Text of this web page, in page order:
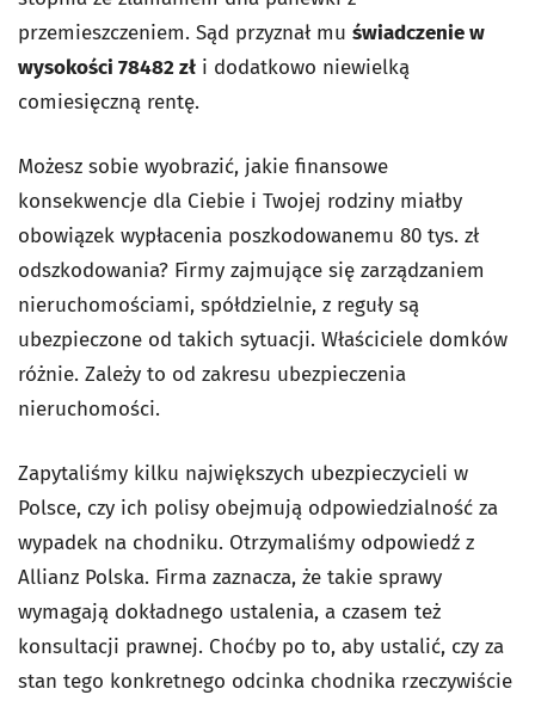
przemieszczeniem. Sąd przyznał mu świadczenie w
wysokości 78482 zł i dodatkowo niewielką
comiesięczną rentę.
Możesz sobie wyobrazić, jakie finansowe
konsekwencje dla Ciebie i Twojej rodziny miałby
obowiązek wypłacenia poszkodowanemu 80 tys. zł
odszkodowania? Firmy zajmujące się zarządzaniem
nieruchomościami, spółdzielnie, z reguły są
ubezpieczone od takich sytuacji. Właściciele domków
różnie. Zależy to od zakresu ubezpieczenia
nieruchomości.
Zapytaliśmy kilku największych ubezpieczycieli w
Polsce, czy ich polisy obejmują odpowiedzialność za
wypadek na chodniku. Otrzymaliśmy odpowiedź z
Allianz Polska. Firma zaznacza, że takie sprawy
wymagają dokładnego ustalenia, a czasem też
konsultacji prawnej. Choćby po to, aby ustalić, czy za
stan tego konkretnego odcinka chodnika rzeczywiście